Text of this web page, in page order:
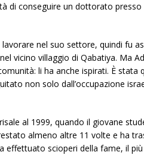
di conseguire un dottorato
nel suo settore, quindi fu
vicino villaggio di Qabatiya. Ma
li ha anche ispirati. È stata
non solo dall’occupazione
al 1999, quando il giovane
almeno altre 11 volte e ha
effettuato scioperi della fame, il